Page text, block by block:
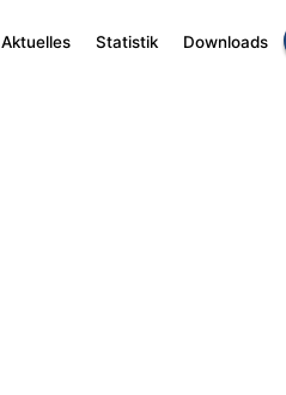
Aktuelles Statistik Downloads